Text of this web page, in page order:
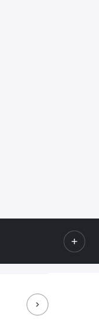
Prochains événements sur
Lien externe